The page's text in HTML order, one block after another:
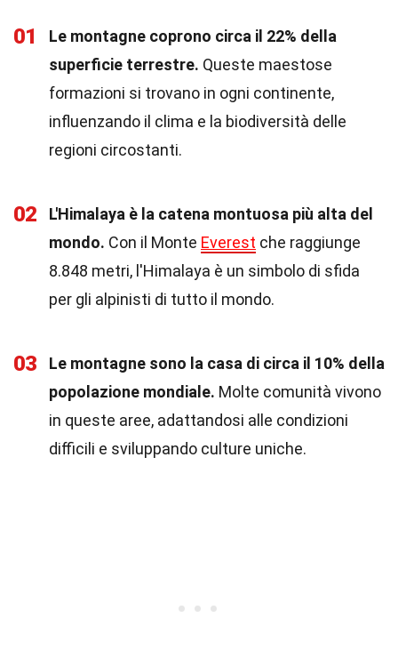
01
Le montagne coprono circa il 22% della
superficie terrestre. Queste maestose
formazioni si trovano in ogni continente,
influenzando il clima e la biodiversità delle
regioni circostanti.
02
L'Himalaya è la catena montuosa più alta del
mondo. Con il Monte Everest che raggiunge
8.848 metri, l'Himalaya è un simbolo di sfida
per gli alpinisti di tutto il mondo.
03
Le montagne sono la casa di circa il 10% della
popolazione mondiale. Molte comunità vivono
in queste aree, adattandosi alle condizioni
difficili e sviluppando culture uniche.